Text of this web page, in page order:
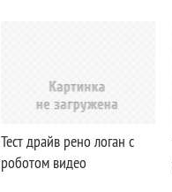
Тест драйв рено логан с
роботом видео